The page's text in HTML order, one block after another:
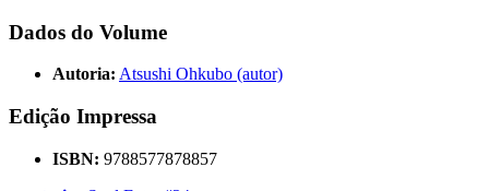
Dados do Volume
Autoria: Atsushi Ohkubo (autor)
Edição Impressa
ISBN: 9788577878857